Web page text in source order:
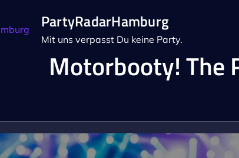
PartyRadarHamburg
Mit uns verpasst Du keine Party.
Motorbooty! The